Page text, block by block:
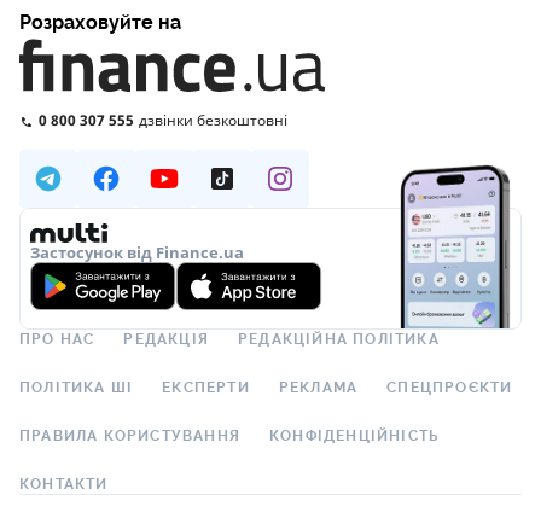
Розраховуйте на
0 800 307 555 дзвінки безкоштовні
Застосунок від Finance.ua
ПРО НАС РЕДАКЦІЯ РЕДАКЦІЙНА ПОЛІТИКА
ПОЛІТИКА ШІ ЕКСПЕРТИ РЕКЛАМА СПЕЦПРОЄКТИ
ПРАВИЛА КОРИСТУВАННЯ КОНФІДЕНЦІЙНІСТЬ
КОНТАКТИ